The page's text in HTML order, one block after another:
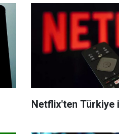
Netflix'ten Türkiye